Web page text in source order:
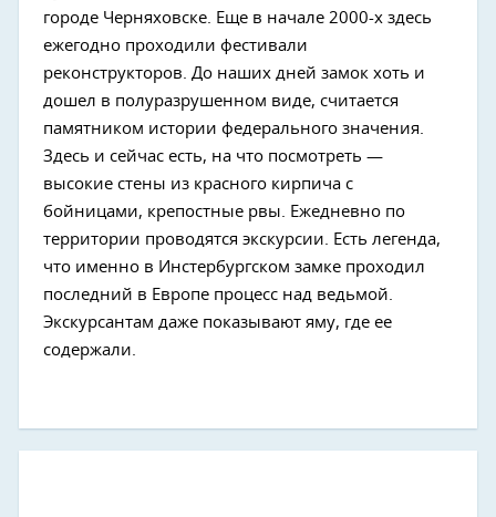
городе Черняховске. Еще в начале 2000-х здесь
ежегодно проходили фестивали
реконструкторов. До наших дней замок хоть и
дошел в полуразрушенном виде, считается
памятником истории федерального значения.
Здесь и сейчас есть, на что посмотреть —
высокие стены из красного кирпича с
бойницами, крепостные рвы. Ежедневно по
территории проводятся экскурсии. Есть легенда,
что именно в Инстербургском замке проходил
последний в Европе процесс над ведьмой.
Экскурсантам даже показывают яму, где ее
содержали.